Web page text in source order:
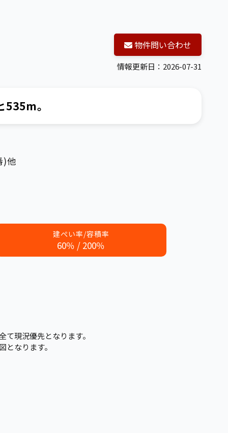
物件問い合わせ
情報更新日：2026-07-31
。
)他
建ぺい率/容積率
60％ / 200％
て現況優先となります。
となります。